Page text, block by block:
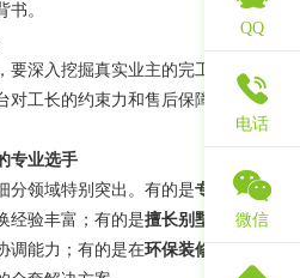
。
深入挖掘真实业主的完工评价和
对工长的约束力和售后保障机制是
专业选手
分领域特别突出。有的是专攻旧房
经验丰富；有的是擅长别墅大宅，
调能力；有的是在环保装修
QQ
电话
微信